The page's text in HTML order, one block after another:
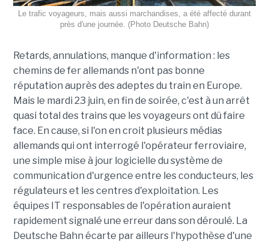
Le trafic voyageurs, mais aussi marchandises, a été affecté durant
près d'une journée. (Photo Deutsche Bahn)
Retards, annulations, manque d'information : les
chemins de fer allemands n'ont pas bonne
réputation auprès des adeptes du train en Europe.
Mais le mardi 23 juin, en fin de soirée, c'est à un arrêt
quasi total des trains que les voyageurs ont dû faire
face. En cause, si l'on en croit plusieurs médias
allemands qui ont interrogé l'opérateur ferroviaire,
une simple mise à jour logicielle du système de
communication d'urgence entre les conducteurs, les
régulateurs et les centres d'exploitation. Les
équipes IT responsables de l'opération auraient
rapidement signalé une erreur dans son déroulé. La
Deutsche Bahn écarte par ailleurs l'hypothèse d'une